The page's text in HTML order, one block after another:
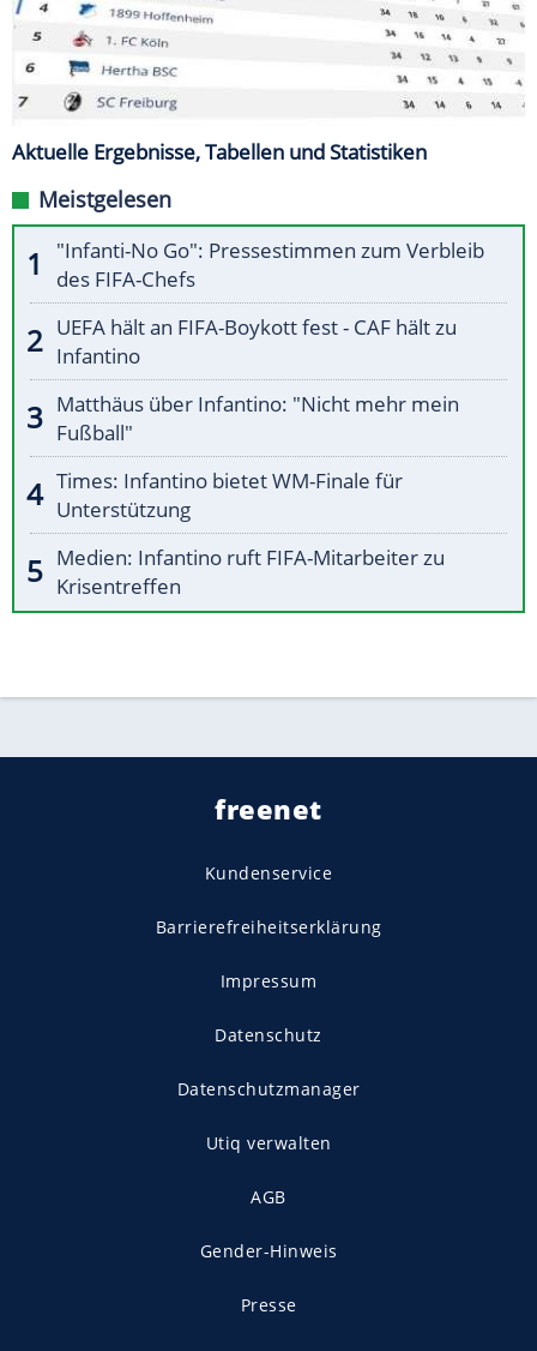
Aktuelle Ergebnisse, Tabellen und Statistiken
Meistgelesen
"Infanti-No Go": Pressestimmen zum Verbleib
des FIFA-Chefs
UEFA hält an FIFA-Boykott fest - CAF hält zu
Infantino
Matthäus über Infantino: "Nicht mehr mein
Fußball"
Times: Infantino bietet WM-Finale für
Unterstützung
Medien: Infantino ruft FIFA-Mitarbeiter zu
Krisentreffen
freenet
Kundenservice
Barrierefreiheitserklärung
Impressum
Datenschutz
Datenschutzmanager
Utiq verwalten
AGB
Gender-Hinweis
Presse